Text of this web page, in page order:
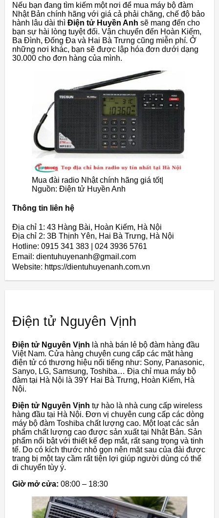
Nếu bạn đang tìm kiếm một nơi để mua máy bộ đàm
Nhật Bản chính hãng với giá cả phải chăng, chế độ bảo
hành lâu dài thì Điện tử Huyền Anh sẽ mang đến cho
bạn sự hài lòng tuyệt đối. Vận chuyển đến Hoàn Kiếm,
Ba Đình, Đống Đa và Hai Bà Trưng cũng miễn phí. Ở
những nơi khác, bạn sẽ được lập hóa đơn dưới dạng
30.000 cho đơn hàng của mình.
Mua đài radio Nhật chính hãng giá tốt|
Nguồn: Điện tử Huyền Anh
Thông tin liên hệ
Địa chỉ 1: 43 Hàng Bài, Hoàn Kiếm, Hà Nội
Địa chỉ 2: 3B Thịnh Yên, Hai Bà Trưng, Hà Nội
Hotline: 0915 341 383 | 024 3936 5761
Email: dientuhuyenanh@gmail.com
Website: https://dientuhuyenanh.com.vn
Điện tử Nguyên Vịnh
Điện tử Nguyên Vịnh là nhà bán lẻ bộ đàm hàng đầu
Việt Nam. Cửa hàng chuyên cung cấp các mặt hàng
điện tử có thương hiệu nổi tiếng như: Sony, Panasonic,
Sanyo, LG, Samsung, Toshiba… Địa chỉ mua máy bộ
đàm tại Hà Nội là 39Y Hai Bà Trưng, ​​Hoàn Kiếm, Hà
Nội.
Điện tử Nguyên Vịnh tự hào là nhà cung cấp wireless
hàng đầu tại Hà Nội. Đơn vị chuyên cung cấp các dòng
máy bộ đàm Toshiba chất lượng cao. Một loạt các sản
phẩm chất lượng cao được sản xuất tại Nhật Bản. Sản
phẩm nổi bật với thiết kế đẹp mắt, rất sang trọng và tinh
tế. Do có kích thước nhỏ gọn nên mặt sau của đài được
trang bị một tay cầm rất tiện lợi giúp người dùng có thể
di chuyển tùy ý.
Giờ mở cửa: 08:00 – 18:30